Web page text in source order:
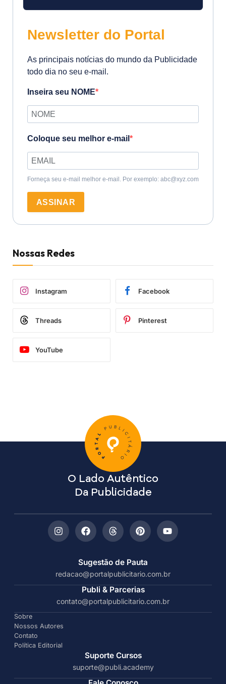
Newsletter do Portal
As principais notícias do mundo da Publicidade
todo dia no seu e-mail.
Inseira seu NOME
Coloque seu melhor e-mail
Forneça seu e-mail melhor e-mail. Por exemplo: abc@xyz.com
ASSINAR
Nossas Redes
Instagram Facebook
Threads Pinterest
YouTube
Sugestão de Pauta
redacao@portalpublicitario.com.br
Publi & Parcerias
contato@portalpublicitario.com.br
Sobre
Nossos Autores
Contato
Política Editorial
O Lado Autêntico
Da Publicidade
Suporte Cursos
suporte@publi.academy